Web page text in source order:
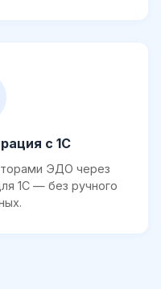
с 1С
ЭДО через
1С — без ручного